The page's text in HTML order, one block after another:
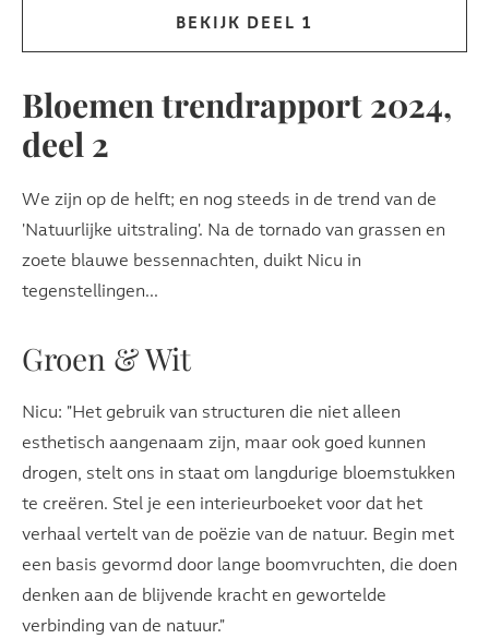
BEKIJK DEEL 1
Bloemen trendrapport 2024,
deel 2
We zijn op de helft; en nog steeds in de trend van de
'Natuurlijke uitstraling'. Na de tornado van grassen en
zoete blauwe bessennachten, duikt Nicu in
tegenstellingen...
Groen & Wit
Nicu: "Het gebruik van structuren die niet alleen
esthetisch aangenaam zijn, maar ook goed kunnen
drogen, stelt ons in staat om langdurige bloemstukken
te creëren. Stel je een interieurboeket voor dat het
verhaal vertelt van de poëzie van de natuur. Begin met
een basis gevormd door lange boomvruchten, die doen
denken aan de blijvende kracht en gewortelde
verbinding van de natuur."